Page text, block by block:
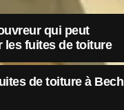
qui peut
les fuites de toiture
de toiture à Bech